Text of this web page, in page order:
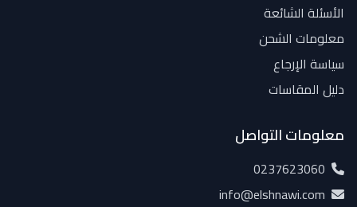
الأسئلة الشائعة
معلومات الشحن
سياسة الإرجاع
دليل المقاسات
معلومات التواصل
0237623060
info@elshnawi.com